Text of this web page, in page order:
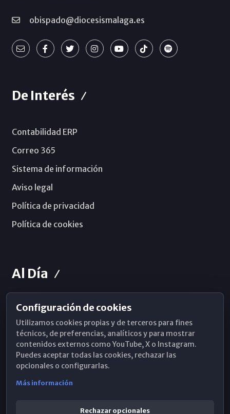
obispado@diocesismalaga.es
De Interés
Contabilidad ERP
Correo 365
Sistema de información
Aviso legal
Política de privacidad
Política de cookies
Al Día
Horarios de Misa
Hemeroteca
WhatsApp
Configuración de cookies
Utilizamos cookies propias y de terceros para fines
técnicos, de preferencias, analíticos y para mostrar
contenidos externos como YouTube, X o Instagram.
Puedes aceptar todas las cookies, rechazar las
opcionales o configurarlas.
Más información
Rechazar opcionales